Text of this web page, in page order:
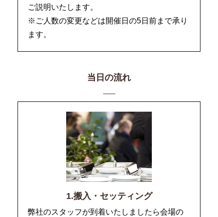
ご説明いたします。
※ご人数の変更などは開催日の5日前まで承り
ます。
当日の流れ
1.搬入・セッティング
弊社のスタッフが到着いたしましたら会場の